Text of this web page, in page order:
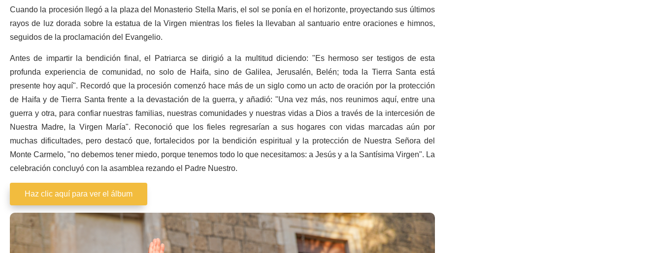
Cuando la procesión llegó a la plaza del Monasterio Stella Maris, el sol se ponía en el horizonte, proyectando sus últimos
rayos de luz dorada sobre la estatua de la Virgen mientras los fieles la llevaban al santuario entre oraciones e himnos,
seguidos de la proclamación del Evangelio.
Antes de impartir la bendición final, el Patriarca se dirigió a la multitud diciendo: "Es hermoso ser testigos de esta
profunda experiencia de comunidad, no solo de Haifa, sino de Galilea, Jerusalén, Belén; toda la Tierra Santa está
presente hoy aquí". Recordó que la procesión comenzó hace más de un siglo como un acto de oración por la protección
de Haifa y de Tierra Santa frente a la devastación de la guerra, y añadió: "Una vez más, nos reunimos aquí, entre una
guerra y otra, para confiar nuestras familias, nuestras comunidades y nuestras vidas a Dios a través de la intercesión de
Nuestra Madre, la Virgen María". Reconoció que los fieles regresarían a sus hogares con vidas marcadas aún por
muchas dificultades, pero destacó que, fortalecidos por la bendición espiritual y la protección de Nuestra Señora del
Monte Carmelo, "no debemos tener miedo, porque tenemos todo lo que necesitamos: a Jesús y a la Santísima Virgen". La
celebración concluyó con la asamblea rezando el Padre Nuestro.
Haz clic aquí para ver el álbum